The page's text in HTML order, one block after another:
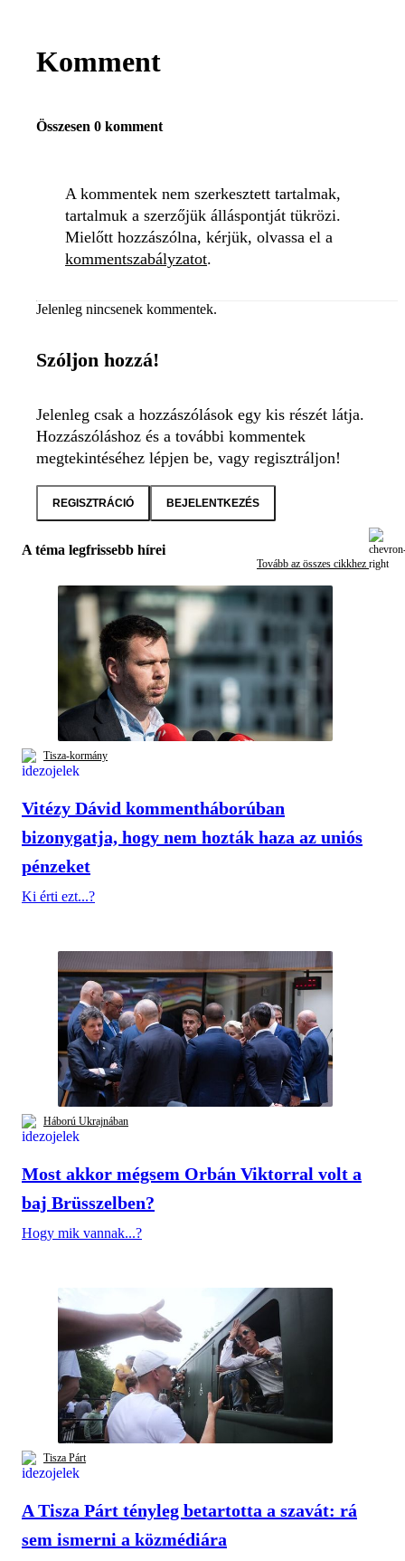
Komment
Összesen 0 komment
A kommentek nem szerkesztett tartalmak,
tartalmuk a szerzőjük álláspontját tükrözi.
Mielőtt hozzászólna, kérjük, olvassa el a
kommentszabályzatot.
Jelenleg nincsenek kommentek.
Szóljon hozzá!
Jelenleg csak a hozzászólások egy kis részét látja.
Hozzászóláshoz és a további kommentek
megtekintéséhez lépjen be, vagy regisztráljon!
REGISZTRÁCIÓ BEJELENTKEZÉS
A téma legfrissebb hírei
Tovább az összes cikkhez
Tisza-kormány
Vitézy Dávid kommentháborúban
bizonygatja, hogy nem hozták haza az uniós
pénzeket
Ki érti ezt...?
Háború Ukrajnában
Most akkor mégsem Orbán Viktorral volt a
baj Brüsszelben?
Hogy mik vannak...?
Tisza Párt
A Tisza Párt tényleg betartotta a szavát: rá
sem ismerni a közmédiára